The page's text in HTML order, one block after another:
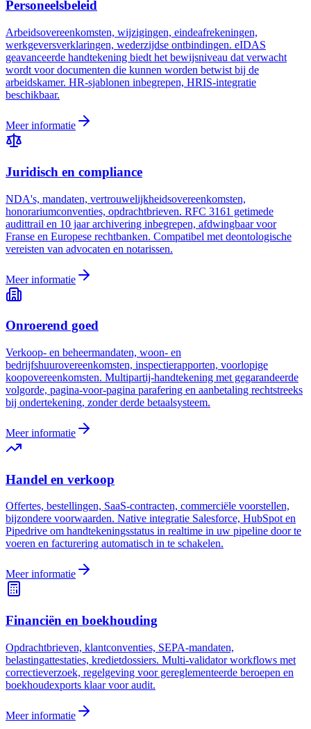
Personeelsbeleid
Arbeidsovereenkomsten, wijzigingen, eindeafrekeningen,
werkgeversverklaringen, wederzijdse ontbindingen. eIDAS
geavanceerde handtekening biedt het bewijsniveau dat verwacht
wordt voor documenten die kunnen worden betwist bij de
arbeidskamer. HR-sjablonen inbegrepen, HRIS-integratie
beschikbaar.
Meer informatie
Juridisch en compliance
NDA's, mandaten, vertrouwelijkheidsovereenkomsten,
honorariumconventies, opdrachtbrieven. RFC 3161 getimede
audittrail en 10 jaar archivering inbegrepen, afdwingbaar voor
Franse en Europese rechtbanken. Compatibel met deontologische
vereisten van advocaten en notarissen.
Meer informatie
Onroerend goed
Verkoop- en beheermandaten, woon- en
bedrijfshuurovereenkomsten, inspectierapporten, voorlopige
koopovereenkomsten. Multipartij-handtekening met gegarandeerde
volgorde, pagina-voor-pagina parafering en aanbetaling rechtstreeks
bij ondertekening, zonder derde betaalsysteem.
Meer informatie
Handel en verkoop
Offertes, bestellingen, SaaS-contracten, commerciële voorstellen,
bijzondere voorwaarden. Native integratie Salesforce, HubSpot en
Pipedrive om handtekeningsstatus in realtime in uw pipeline door te
voeren en facturering automatisch in te schakelen.
Meer informatie
Financiën en boekhouding
Opdrachtbrieven, klantconventies, SEPA-mandaten,
belastingattestaties, kredietdossiers. Multi-validator workflows met
correctieverzoek, regelgeving voor gereglementeerde beroepen en
boekhoudexports klaar voor audit.
Meer informatie